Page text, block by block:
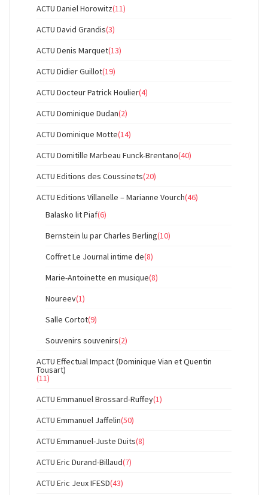
ACTU Daniel Horowitz(11)
ACTU David Grandis(3)
ACTU Denis Marquet(13)
ACTU Didier Guillot(19)
ACTU Docteur Patrick Houlier(4)
ACTU Dominique Dudan(2)
ACTU Dominique Motte(14)
ACTU Domitille Marbeau Funck-Brentano(40)
ACTU Editions des Coussinets(20)
ACTU Editions Villanelle – Marianne Vourch(46)
Balasko lit Piaf(6)
Bernstein lu par Charles Berling(10)
Coffret Le Journal intime de(8)
Marie-Antoinette en musique(8)
Noureev(1)
Salle Cortot(9)
Souvenirs souvenirs(2)
ACTU Effectual Impact (Dominique Vian et Quentin
Tousart)
(11)
ACTU Emmanuel Brossard-Ruffey(1)
ACTU Emmanuel Jaffelin(50)
ACTU Emmanuel-Juste Duits(8)
ACTU Eric Durand-Billaud(7)
ACTU Eric Jeux IFESD(43)